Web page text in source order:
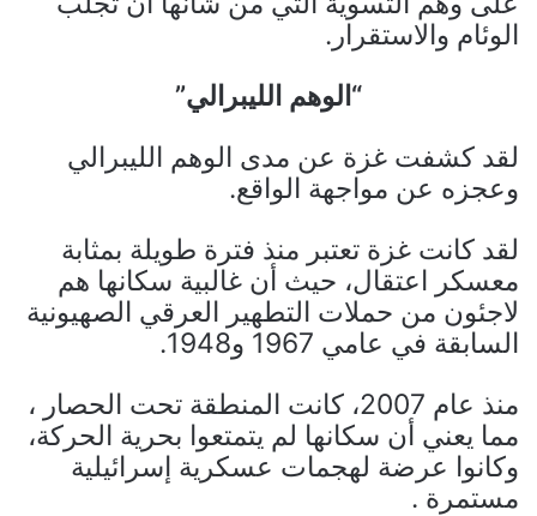
الوئام والاستقرار.
“الوهم الليبرالي”
لقد كشفت غزة عن مدى الوهم الليبرالي
وعجزه عن مواجهة الواقع.
لقد كانت غزة ​​تعتبر منذ فترة طويلة بمثابة
معسكر اعتقال، حيث أن غالبية سكانها هم
لاجئون من حملات التطهير العرقي الصهيونية
السابقة في عامي 1967 و1948.
منذ عام 2007، كانت المنطقة تحت الحصار ،
مما يعني أن سكانها لم يتمتعوا بحرية الحركة،
وكانوا عرضة لهجمات عسكرية إسرائيلية
مستمرة .